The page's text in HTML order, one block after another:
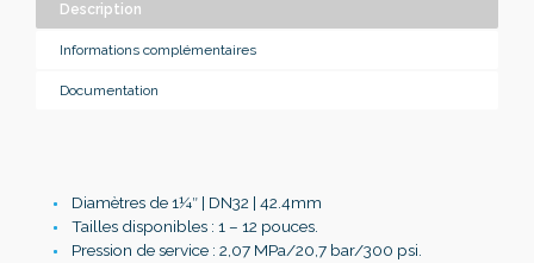
Description
Informations complémentaires
Documentation
Diamètres de 1¼″ | DN32 | 42.4mm
Tailles disponibles : 1 – 12 pouces.
Pression de service : 2,07 MPa/20,7 bar/300 psi.